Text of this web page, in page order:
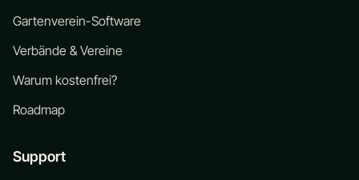
Gartenverein-Software
Verbände & Vereine
Warum kostenfrei?
Roadmap
Support